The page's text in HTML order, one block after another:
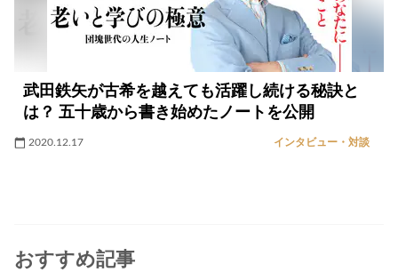
武田鉄矢が古希を越えても活躍し続ける秘訣と
は？ 五十歳から書き始めたノートを公開
2020.12.17 インタビュー・対談
おすすめ記事